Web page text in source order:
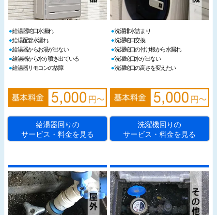
給湯器蛇口水漏れ
給湯配管水漏れ
給湯器からお湯が出ない
給湯器から水が噴き出ている
給湯器リモコンの故障
給湯器回りの
サービス・料金を見る
洗濯排水詰まり
洗濯蛇口交換
洗濯蛇口の付け根から水漏れ
洗濯蛇口水が出ない
洗濯蛇口の高さを変えたい
洗濯機回りの
サービス・料金を見る